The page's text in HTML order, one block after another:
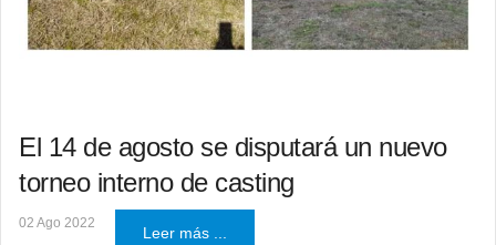
El 14 de agosto se disputará un nuevo
torneo interno de casting
02 Ago 2022
Leer más ...